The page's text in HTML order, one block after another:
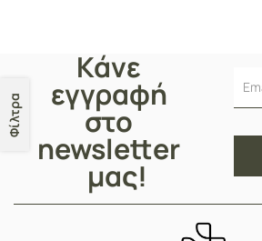
Φίλτρα
Κάνε
εγγραφή
στο
newsletter
μας!